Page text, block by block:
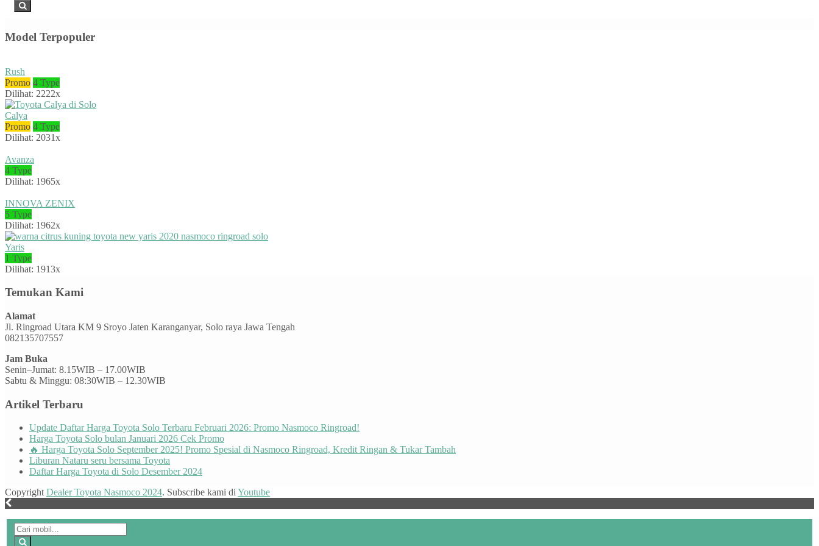
Model Terpopuler
Rush
Promo 4 Type
Dilihat: 2222x
Calya
Promo 4 Type
Dilihat: 2031x
Avanza
4 Type
Dilihat: 1965x
INNOVA ZENIX
5 Type
Dilihat: 1962x
Yaris
1 Type
Dilihat: 1913x
Temukan Kami
Alamat
Jl. Ringroad Utara KM 9 Sroyo Jaten Karanganyar, Solo raya Jawa Tengah
082135707557
Jam Buka
Senin–Jumat: 8.15WIB – 17.00WIB
Sabtu & Minggu: 08:30WIB – 12.30WIB
Artikel Terbaru
Update Daftar Harga Toyota Solo Terbaru Februari 2026: Promo Nasmoco Ringroad!
Harga Toyota Solo bulan Januari 2026 Cek Promo
🔥 Harga Toyota Solo September 2025! Promo Spesial di Nasmoco Ringroad, Kredit Ringan & Tukar Tambah
Liburan Nataru seru bersama Toyota
Daftar Harga Toyota di Solo Desember 2024
CopyrightDealer Toyota Nasmoco 2024. Subscribe kami diYoutube